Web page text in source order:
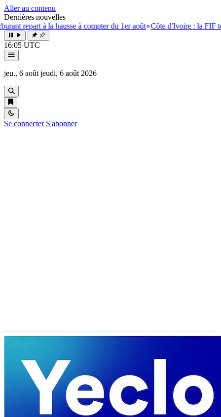
Aller au contenu
Dernières nouvelles
la hausse à compter du 1er août●Côte d'Ivoire : la FIF tourne la page
16:05 UTC
jeu., 6 août jeudi, 6 août 2026
Se connecter S'abonner